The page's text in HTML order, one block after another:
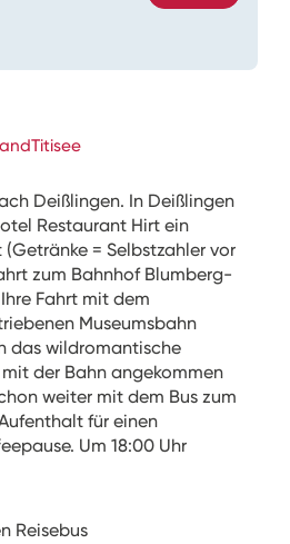
Titisee
Deißlingen. In Deißlingen
Restaurant Hirt ein
= Selbstzahler vor
zum Bahnhof Blumberg-
Fahrt mit dem
Museumsbahn
das wildromantische
der Bahn angekommen
weiter mit dem Bus zum
für einen
Um 18:00 Uhr
Reisebus